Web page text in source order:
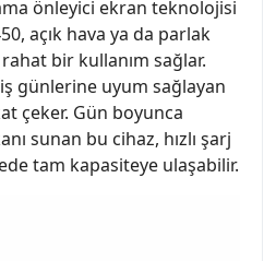
önleyici ekran teknolojisi
açık hava ya da parlak
bir kullanım sağlar.
günlerine uyum sağlayan
çeker. Gün boyunca
sunan bu cihaz, hızlı şarj
tam kapasiteye ulaşabilir.